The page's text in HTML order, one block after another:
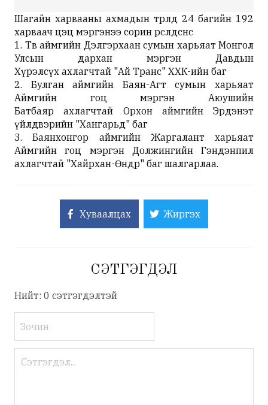
Шагайн харвааны ахмадын төрөлд 24 багийн 192
харваач цэц мэргэнээ сорин өрсөлдсөнөөс
1. Төв аймгийн Дэлгэрхаан сумын харьяат Монгол
Улсын дархан мэргэн Давдын
Хүрэлсүх ахлагчтай "Ай Транс" ХХК-ийн баг
2. Булган аймгийн Баян-Агт сумын харьяат
Аймгийн гоц мэргэн Аюушийн
Батбаяр ахлагчтай Орхон аймгийн Эрдэнэт
үйлдвэрийн "Хангарьд" баг
3. Баянхонгор аймгийн Жаргалант харьяат
Аймгийн гоц мэргэн Должингийн Гэндэнпил
ахлагчтай "Хайрхан-Өндөр" баг шалгарлаа.
Хуваалцах Жиргэх
СЭТГЭГДЭЛ
Нийт: 0 сэтгэгдэлтэй